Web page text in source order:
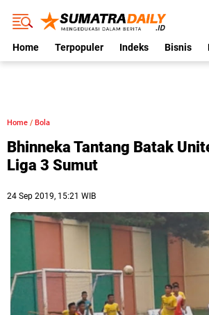
Home Terpopuler Indeks Bisnis
Home / Bola
Bhinneka Tantang Batak
Liga 3 Sumut
24 Sep 2019, 15:21 WIB